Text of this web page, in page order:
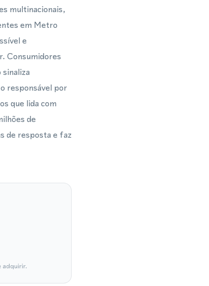
multinacionais,
em Metro
e
Consumidores
responsável por
que lida com
de
de resposta e faz
adquirir.